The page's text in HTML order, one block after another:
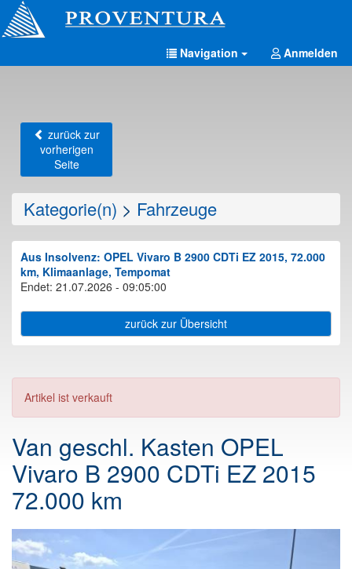
Navigation Anmelden
zurück zur
vorherigen
Seite
Kategorie(n) > Fahrzeuge
Aus Insolvenz: OPEL Vivaro B 2900 CDTi EZ 2015, 72.000
km, Klimaanlage, Tempomat
Endet: 21.07.2026 - 09:05:00
zurück zur Übersicht
Artikel ist verkauft
Van geschl. Kasten OPEL
Vivaro B 2900 CDTi EZ 2015
72.000 km